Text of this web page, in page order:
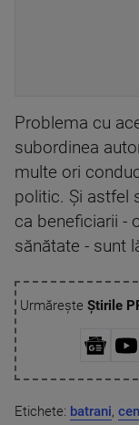
Problema cu
subordinea
multe ori
politic. Și astfel
ca beneficiarii -
sănătate - sunt
Urmărește Știrile
Etichete: batrani,